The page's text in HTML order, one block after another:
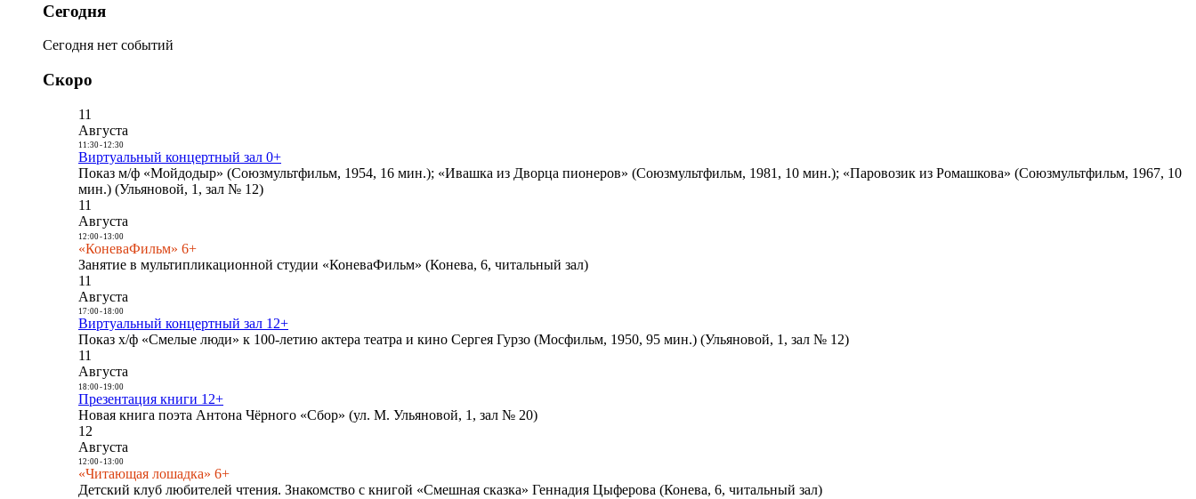
Сегодня
Сегодня нет событий
Скоро
11
Августа
11:30- 12:30
Виртуальный концертный зал 0+
Показ м/ф «Мойдодыр» (Союзмультфильм, 1954, 16 мин.); «Ивашка из Дворца пионеров» (Союзмультфильм, 1981, 10 мин.); «Паровозик из Ромашкова» (Союзмультфильм, 1967, 10
мин.) (Ульяновой, 1, зал № 12)
11
Августа
12:00- 13:00
«КоневаФильм» 6+
Занятие в мультипликационной студии «КоневаФильм» (Конева, 6, читальный зал)
11
Августа
17:00- 18:00
Виртуальный концертный зал 12+
Показ х/ф «Смелые люди» к 100-летию актера театра и кино Сергея Гурзо (Мосфильм, 1950, 95 мин.) (Ульяновой, 1, зал № 12)
11
Августа
18:00- 19:00
Презентация книги 12+
Новая книга поэта Антона Чёрного «Сбор» (ул. М. Ульяновой, 1, зал № 20)
12
Августа
12:00- 13:00
«Читающая лошадка» 6+
Детский клуб любителей чтения. Знакомство с книгой «Смешная сказка» Геннадия Цыферова (Конева, 6, читальный зал)